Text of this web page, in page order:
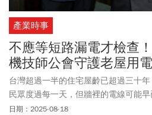
產業時事
不應等短路漏電才檢查
機技師公會守護老屋用
台灣超過一半的住宅屋齡已超過三十
民眾度過每一天，但牆裡的電線可能
就像一條條沉默導線，隨時可能在一個
日期：2025-08-18